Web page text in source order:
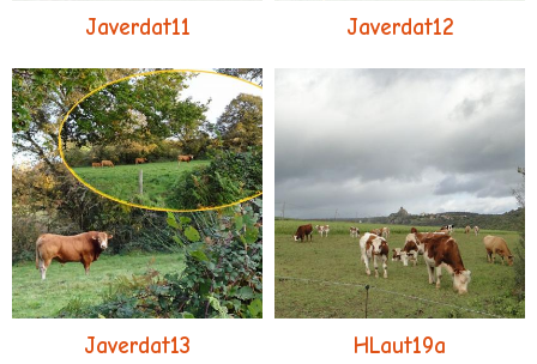
Javerdat11 Javerdat12
Javerdat13 HLaut19a